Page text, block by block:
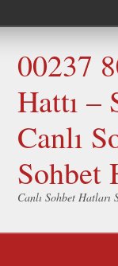
00237
Hattı –
Canlı
Sohbet
Canlı Sohbet Hatları